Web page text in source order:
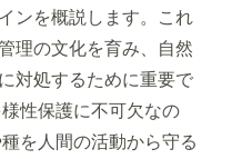
ンを概説します。これ
理の文化を育み、自然
対処するために重要で
性保護に不可欠なの
を人間の活動から守る